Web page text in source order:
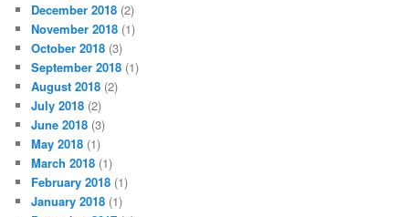
December 2018 (2)
November 2018 (1)
October 2018 (3)
September 2018 (1)
August 2018 (2)
July 2018 (2)
June 2018 (3)
May 2018 (1)
March 2018 (1)
February 2018 (1)
January 2018 (1)